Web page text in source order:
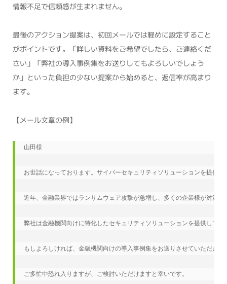
情報不足で信頼感が生まれません。
最後のアクション提案は、初回メールでは軽めに設定すること
がポイントです。「詳しい資料をご希望でしたら、ご連絡くだ
さい」「弊社の導入事例集をお送りしてもよろしいでしょう
か」といった負担の少ない提案から始めると、返信率が高まり
ます。
【メール文章の例】
山田様
お世話になっております。サイバーセキュリティソリューションを提供
近年、金融業界ではランサムウェア攻撃が急増し、多くの企業様が対策
弊社は金融機関向けに特化したセキュリティソリューションを提供して
もしよろしければ、金融機関向けの導入事例集をお送りさせていただき
ご多忙中恐れ入りますが、ご検討いただけますと幸いです。